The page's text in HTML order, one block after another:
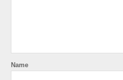
Name